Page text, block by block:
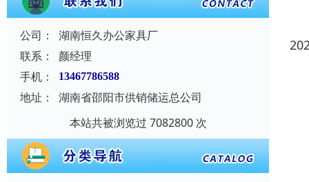
公司：
湖南恒久办公家具厂
联系：
颜经理
手机：
13467786588
地址：
湖南省邵阳市供销储运总公司
本站共被浏览过 7082800 次